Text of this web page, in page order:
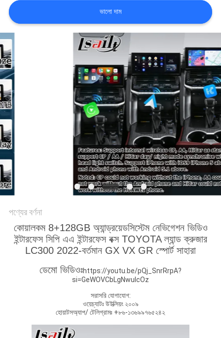
কেস
সাইট
ম্যাপ
PRIVACY
POLICY
ভালো দাম
পণ্যের বর্ণনা
কোয়ালকম 8+128GB অ্যান্ড্রয়েডসিস্টেম নেভিগেশন ভিডিও
ইন্টারফেস সিপি এএ ইন্টারফেস বক্স TOYOTA ল্যান্ড ক্রুজার
LC300 2022-বর্তমান GX VX GR স্পোর্ট সাহারা
ডেমো ভিডিওঃhttps://youtu.be/pQj_SnrRrpA?
si=GeWOVCbLgNwuIcOz
সরাসরি যোগাযোগ:
ওয়েচ্যাটঃ উইক্সিয়ং ২০০৯
হোয়াটসঅ্যাপ/ টেলিগ্রামঃ +৮৬-১৩৬৯৯৭৬৫২৪২